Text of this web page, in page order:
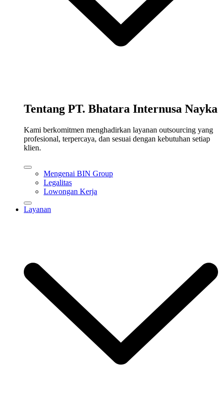
Tentang PT. Bhatara Internusa Nayka
Kami berkomitmen menghadirkan layanan outsourcing yang
profesional, terpercaya, dan sesuai dengan kebutuhan setiap
klien.
Mengenai BIN Group
Legalitas
Lowongan Kerja
Layanan